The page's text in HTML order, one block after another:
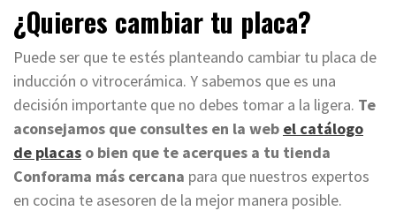
¿Quieres cambiar tu placa?
Puede ser que te estés planteando cambiar tu placa de
inducción o vitrocerámica. Y sabemos que es una
decisión importante que no debes tomar a la ligera. Te
aconsejamos que consultes en la web el catálogo
de placas o bien que te acerques a tu tienda
Conforama más cercana para que nuestros expertos
en cocina te asesoren de la mejor manera posible.